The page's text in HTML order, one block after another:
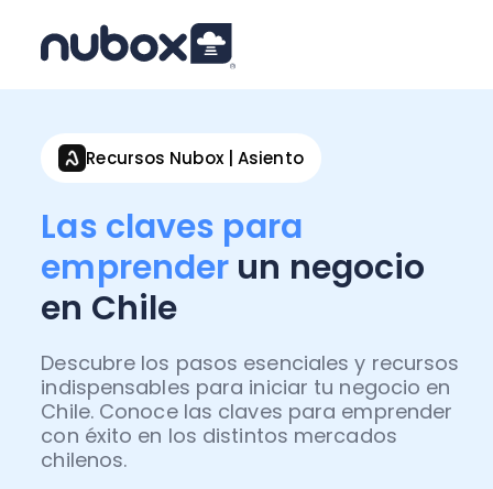
Recursos Nubox | Asiento
Las claves para
emprender un negocio
en Chile
Descubre los pasos esenciales y recursos
indispensables para iniciar tu negocio en
Chile. Conoce las claves para emprender
con éxito en los distintos mercados
chilenos.